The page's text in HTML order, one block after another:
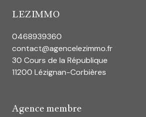
LEZIMMO
0468939360
contact@agencelezimmo.fr
30 Cours de la République
11200 Lézignan-Corbières
Agence membre